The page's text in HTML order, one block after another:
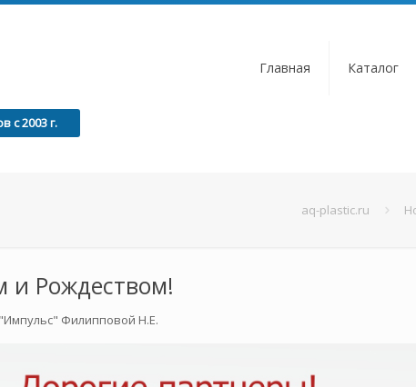
с 2003 г.
Главная Каталог
aq-plastic.ru
Рождеством!
Филипповой Н.Е.